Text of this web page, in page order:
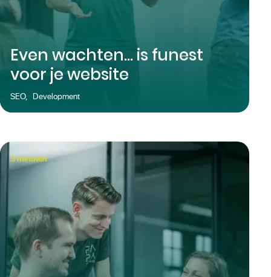
Even wachten... is funest
voor je website
SEO, Development
3minuten